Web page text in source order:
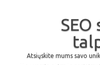
Atsiųskite mums savo